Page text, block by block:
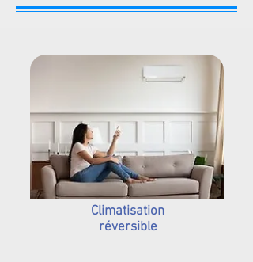
Climatisation
réversible